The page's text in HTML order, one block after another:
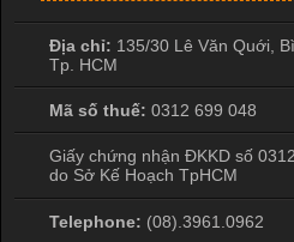
Địa chỉ: 135/30 Lê Văn Quới,
Tp. HCM
Mã số thuế: 0312 699 048
Giấy chứng nhận ĐKKD số
do Sở Kế Hoạch TpHCM
Telephone: (08).3961.0962